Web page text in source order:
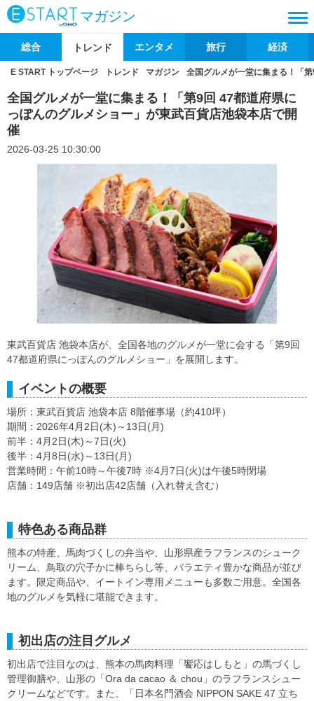
マガジン
総合 トレンド エンタメ 旅行 経済
E START トップページ トレンド マガジン 全国グルメが一堂に集まる！「
全国グルメが一堂に集まる！「第9回 47都道府県に
っぽんのグルメショー」が東武百貨店池袋本店で開
催
2026-03-25 10:30:00
東武百貨店 池袋本店が、全国各地のグルメが一堂に会する「第9回
47都道府県にっぽんのグルメショー」を展開します。
イベントの概要
場所：東武百貨店 池袋本店 8階催事場（約410坪）
期間：2026年4月2日(木)～13日(月)
前半：4月2日(木)～7日(火)
後半：4月8日(水)～13日(月)
営業時間：午前10時～午後7時 ※4月7日(火)は午後5時閉場
店舗：149店舗 ※初出店42店舗（入れ替え含む）
特色ある商品群
熊本の特産、馬肉づくしの弁当や、山形県産ラフランスのシューク
リーム、鳥取の穴子かに棒ちらし等、バラエティ豊かな商品が並び
ます。限定商品や、イートイン専用メニューも多数ご用意。全国各
地のグルメを気軽に堪能できます。
初出店の注目グルメ
初出店で注目なのは、熊本の馬肉料理「饗応はしもと」の馬づくし
管理御膳や、山形の「Ora da cacao ＆ chou」のラフランスシュー
クリームなどです。また、「日本名門酒会 NIPPON SAKE 47 立ち